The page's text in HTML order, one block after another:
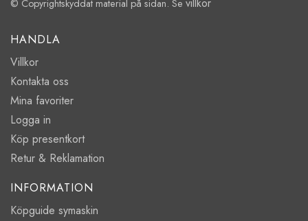
© Copyrightskyddat material på sidan. Se
HANDLA
Villkor
Kontakta oss
Mina favoriter
Logga in
Köp presentkort
Retur & Reklamation
INFORMATION
Köpguide symaskin